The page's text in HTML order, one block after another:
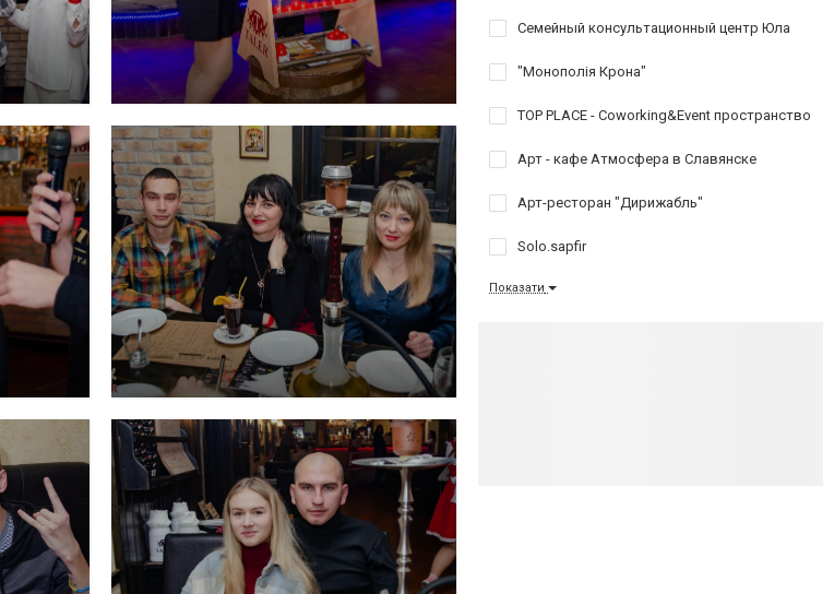
Семейный консультационный центр Юла
"Монополія Крона"
TOP PLACE - Coworking&Event пространство
Арт - кафе Атмосфера в Славянске
Арт-ресторан "Дирижабль"
Solo.sapfir
Показати